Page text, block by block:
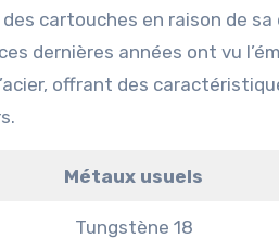
cartouches en raison de
dernières années ont vu
offrant des
Métaux usuels
Tungstène 18